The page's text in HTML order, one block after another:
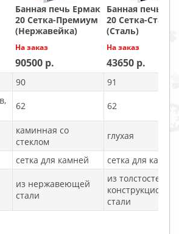
Банная печь Ермак
20 Сетка-Премиум
(Нержавейка)
На заказ
90500
Банная печь
20 Сетка-
(Сталь)
На заказ
43650
90
91
62 62
каминная со
стеклом
глухая
сетка для камней сетка для
из нержавеющей
стали
из
стали